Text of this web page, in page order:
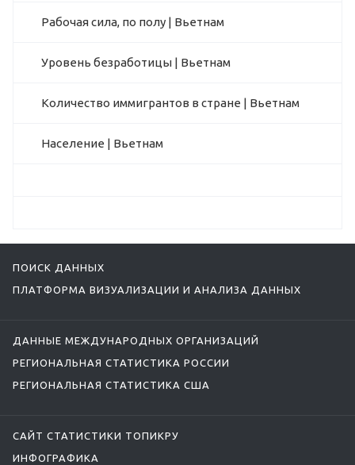
Рабочая сила, по полу | Вьетнам
Уровень безработицы | Вьетнам
Количество иммигрантов в стране | Вьетнам
Население | Вьетнам
ПОИСК ДАННЫХ
ПЛАТФОРМА ВИЗУАЛИЗАЦИИ И АНАЛИЗА ДАННЫХ
ДАННЫЕ МЕЖДУНАРОДНЫХ ОРГАНИЗАЦИЙ
РЕГИОНАЛЬНАЯ СТАТИСТИКА РОССИИ
РЕГИОНАЛЬНАЯ СТАТИСТИКА США
САЙТ СТАТИСТИКИ ТОПИКРУ
ИНФОГРАФИКА